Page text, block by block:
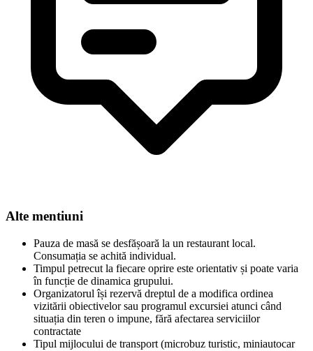
Alte mentiuni
Pauza de masă se desfășoară la un restaurant local.
Consumația se achită individual.
Timpul petrecut la fiecare oprire este orientativ și poate varia
în funcție de dinamica grupului.
Organizatorul își rezervă dreptul de a modifica ordinea
vizitării obiectivelor sau programul excursiei atunci când
situația din teren o impune, fără afectarea serviciilor
contractate
Tipul mijlocului de transport (microbuz turistic, miniautocar